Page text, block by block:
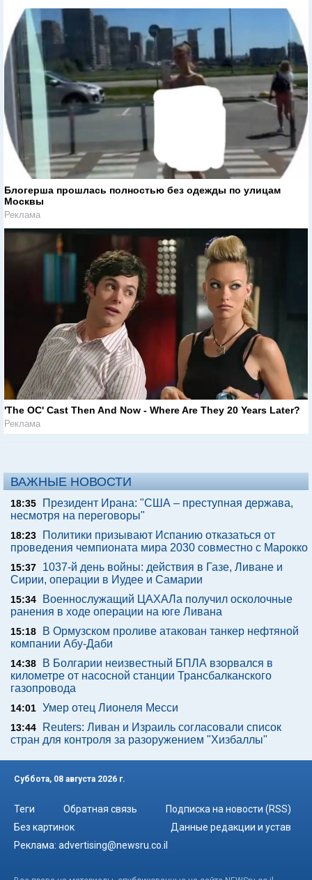
Блогерша прошлась полностью без одежды по улицам
Москвы
Реклама
'The OC' Cast Then And Now - Where Are They 20 Years Later?
Реклама
ВАЖНЫЕ НОВОСТИ
18:35
Президент Ирана: "США – преступная держава,
несмотря на переговоры"
18:23
Политики призывают Испанию отказаться от
проведения чемпионата мира 2030 совместно с Марокко
15:37
1037-й день войны: действия в Газе, Ливане и
Сирии, операции в Иудее и Самарии
15:34
Военнослужащий ЦАХАЛа получил осколочные
ранения в ходе операции на юге Ливана
15:18
В Ормузском проливе атакован танкер нефтяной
компании Абу-Даби
14:38
В Болгарии неизвестный БПЛА взорвался в
километре от насосной станции Трансбалканского
газопровода
14:01 Умер отец Лионеля Месси
13:44
Reuters: Ливан и Израиль согласовали список
стран для контроля за разоружением "Хизбаллы"
Суббота, 08 августа 2026 г.
Теги Обратная связь
Подписка на новости (RSS)
Без картинок
Данные редакции и устав
Реклама: advertising@newsru.co.il